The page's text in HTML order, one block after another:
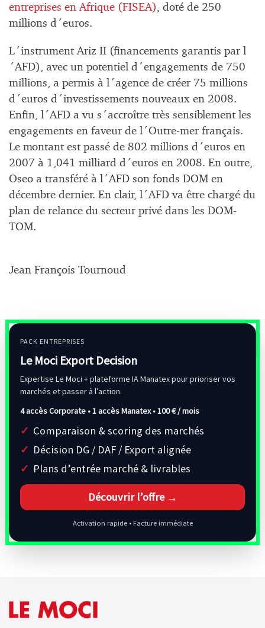
entreprises en Afrique (FISEA), doté de 250
millions d´euros.
L´instrument Ariz II (financements garantis par l
´AFD), avec un potentiel d´engagements de 750
millions, a permis à l´agence de créer 75 millions
d´euros d´investissements nouveaux en 2008.
Enfin, l´AFD a vu s´accroître très sensiblement les
engagements en faveur de l´Outre-mer français.
Le montant est passé de 802 millions d´euros en
2007 à 1,041 milliard d´euros en 2008. En outre,
Oseo a transféré à l´AFD son fonds DOM en
décembre dernier. En clair, l´AFD va être chargé du
plan de relance du secteur privé dans les DOM-
TOM.
Jean François Tournoud
PACK ENTREPRISES
Le Moci Export Decision
Expertise Le Moci + plateforme IA Manatex pour prioriser vos
marchés et passer à l’action.
4 accès Corporate • 1 accès Manatex •100 € / mois
Comparaison & scoring des marchés
Décision DG / DAF / Export alignée
Plans d’entrée marché & livrables
Découvrir l’offre →
Activation rapide • Facture immédiate